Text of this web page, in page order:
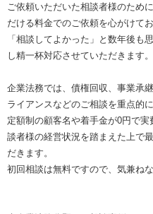
ご依頼いただいた相談者様のため
だける料金でのご依頼を心がけてお
「相談してよかった」と数年後も
し精一杯対応させていただきます。
企業法務では、債権回収、事業承
ライアンスなどのご相談を重点的
定額制の顧客名や着手金が0円で
談者様の経営状況を踏まえた上で
だきます。
初回相談は無料ですので、気兼ね